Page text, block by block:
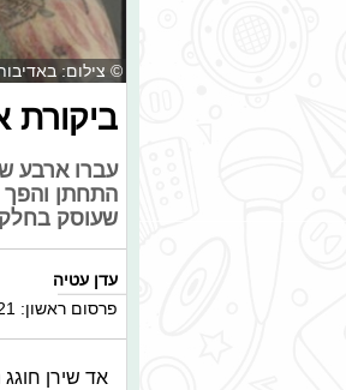
© צילום:
עברו ארבע
התחתן
שעוסק
עדן עטיה
פרסום ראשון: 01/11/2021, 13:00
אד שירן